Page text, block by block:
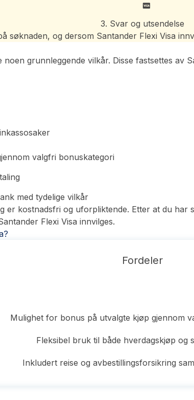
3. Svar og utsendelse
søknaden, og dersom Santander Flexi Visa
grunnleggende vilkår. Disse fastsettes av
valgfri bonuskategori
med tydelige vilkår
er kostnadsfri og uforpliktende. Etter at du har
Flexi Visa innvilges.
Fordeler
Mulighet for bonus på utvalgte kjøp gjennom
Fleksibel bruk til både hverdagskjøp og
Inkludert reise og avbestillingsforsikring